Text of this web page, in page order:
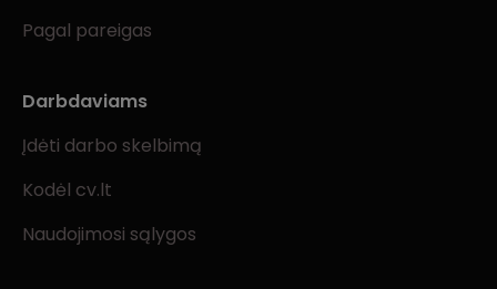
Pagal pareigas
Darbdaviams
Įdėti darbo skelbimą
Kodėl cv.lt
Naudojimosi sąlygos